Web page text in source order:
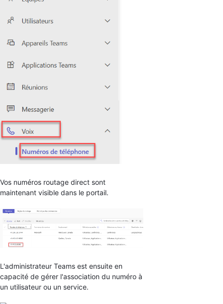
Vos numéros routage direct sont
maintenant visible dans le portail.
L'administrateur Teams est ensuite en
capacité de gérer l'association du numéro à
un utilisateur ou un service.